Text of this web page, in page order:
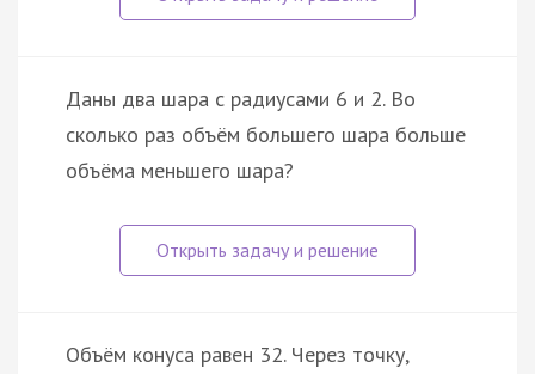
Даны два шара с радиусами 6 и 2. Во
сколько раз объём большего шара больше
объёма меньшего шара?
Объём конуса равен 32. Через точку,